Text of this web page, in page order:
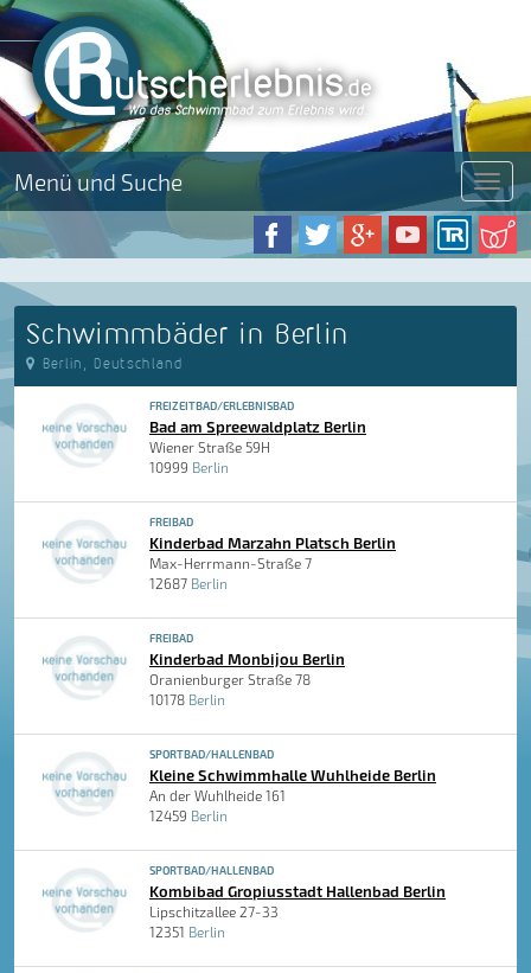
Menü und Suche Menü
Schwimmbäder in Berlin
Berlin, Deutschland
FREIZEITBAD/ERLEBNISBAD
Bad am Spreewaldplatz Berlin
Wiener Straße 59H
10999 Berlin
FREIBAD
Kinderbad Marzahn Platsch Berlin
Max-Herrmann-Straße 7
12687 Berlin
FREIBAD
Kinderbad Monbijou Berlin
Oranienburger Straße 78
10178 Berlin
SPORTBAD/HALLENBAD
Kleine Schwimmhalle Wuhlheide Berlin
An der Wuhlheide 161
12459 Berlin
SPORTBAD/HALLENBAD
Kombibad Gropiusstadt Hallenbad Berlin
Lipschitzallee 27-33
12351 Berlin